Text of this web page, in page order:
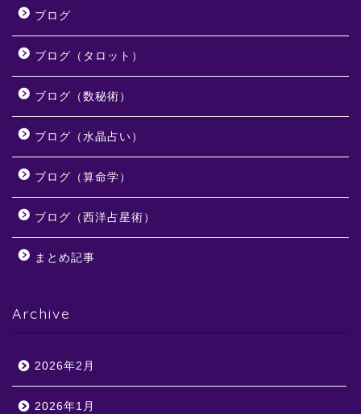
ブログ
ブログ（タロット）
ブログ（数秘術）
ブログ（水晶占い）
ブログ（算命学）
ブログ（西洋占星術）
まとめ記事
Archive
2026年2月
2026年1月